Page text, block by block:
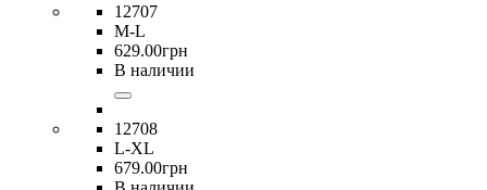
12707
M-L
629.00грн
В наличии
12708
L-XL
679.00грн